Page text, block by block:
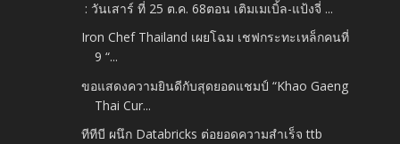
: วันเสาร์ ที่ 25 ต.ค. 68ตอน เติมเมเบิ้ล-แป้งจี่ ...
Iron Chef Thailand เผยโฉม เชฟกระทะเหล็กคนที่
9 “...
ขอแสดงความยินดีกับสุดยอดแชมป์ “Khao Gaeng
Thai Cur...
ทีทีบี ผนึก Databricks ต่อยอดความสำเร็จ ttb